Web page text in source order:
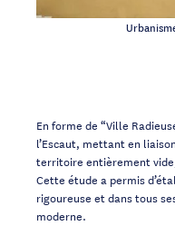
En forme de “Ville
l’Escaut, mettant en
territoire entièrement
Cette étude a permis
rigoureuse et dans tous
moderne.